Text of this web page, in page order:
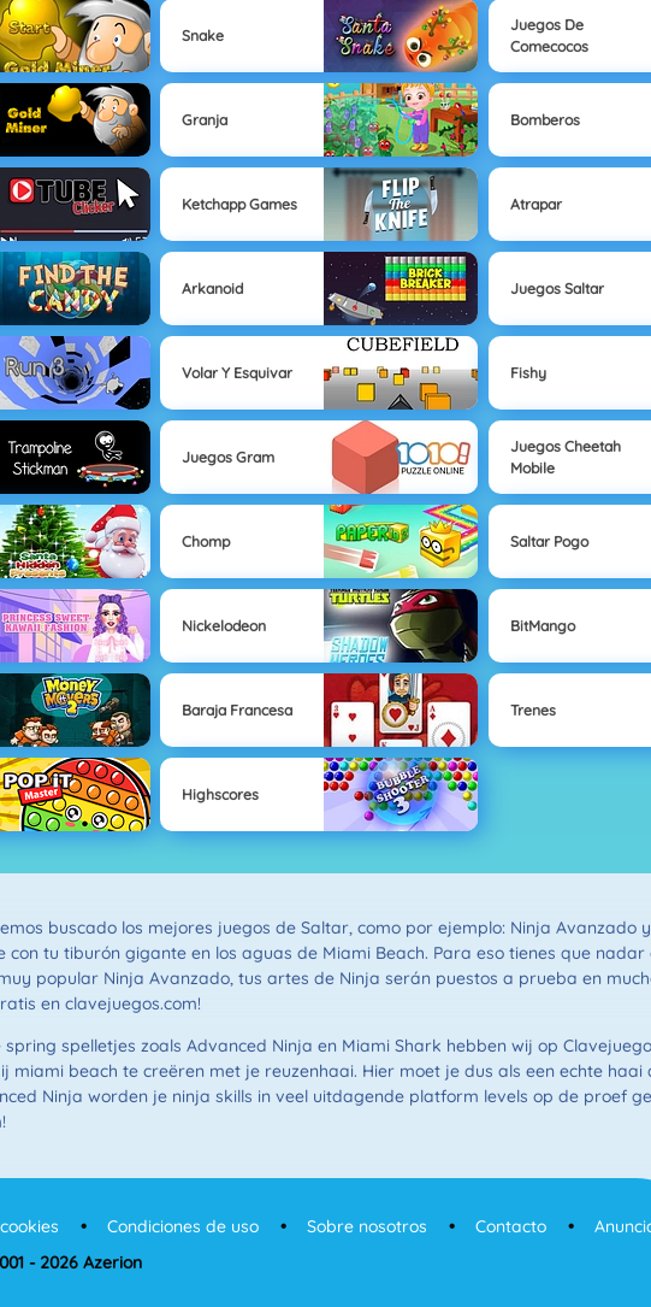
Snake
Juegos De
Comecocos
Granja Bomberos
Ketchapp Games Atrapar
Arkanoid Juegos Saltar
Volar Y Esquivar Fishy
Juegos Gram
Juegos Cheetah
Mobile
Chomp Saltar Pogo
Nickelodeon BitMango
Baraja Francesa Trenes
Highscores
buscado los mejores juegos de Saltar, como por ejemplo: Ninja Avanzado
tu tiburón gigante en los aguas de Miami Beach. Para eso tienes que
popular Ninja Avanzado, tus artes de Ninja serán puestos a prueba en
en clavejuegos.com!
spelletjes zoals Advanced Ninja en Miami Shark hebben wij op
beach te creëren met je reuzenhaai. Hier moet je dus als een echte
Ninja worden je ninja skills in veel uitdagende platform levels op de proef
Condiciones de uso Sobre nosotros Contacto
- 2026 Azerion